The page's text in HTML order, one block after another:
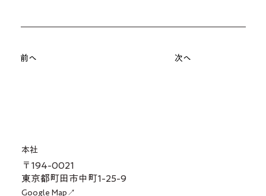
前へ 次へ
本社
〒194-0021
東京都町田市中町1-25-9
Google Map↗